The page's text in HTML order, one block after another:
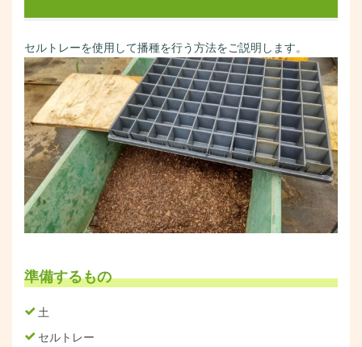
セルトレーを使用して播種を行う方法をご説明します。
準備するもの
土
セルトレー